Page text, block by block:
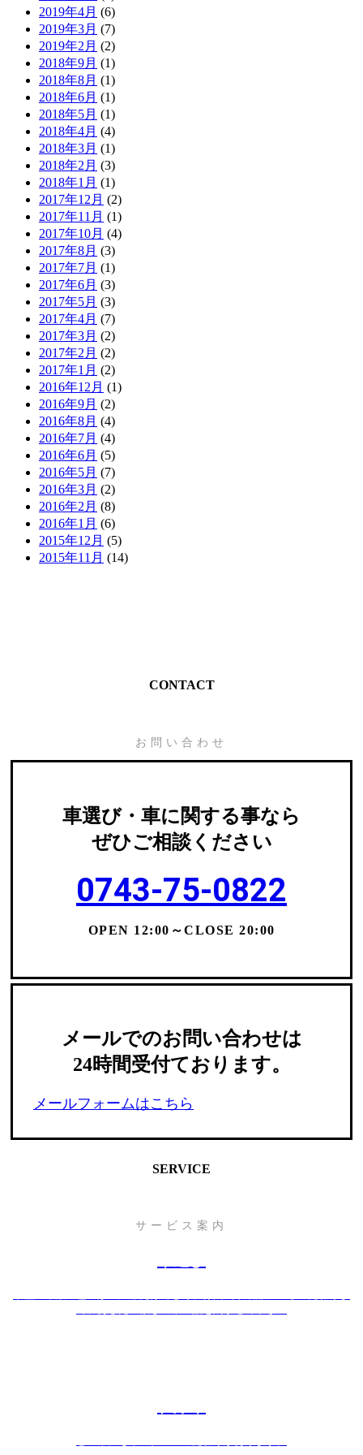
2019年4月 (6)
2019年3月 (7)
2019年2月 (2)
2018年9月 (1)
2018年8月 (1)
2018年6月 (1)
2018年5月 (1)
2018年4月 (4)
2018年3月 (1)
2018年2月 (3)
2018年1月 (1)
2017年12月 (2)
2017年11月 (1)
2017年10月 (4)
2017年8月 (3)
2017年7月 (1)
2017年6月 (3)
2017年5月 (3)
2017年4月 (7)
2017年3月 (2)
2017年2月 (2)
2017年1月 (2)
2016年12月 (1)
2016年9月 (2)
2016年8月 (4)
2016年7月 (4)
2016年6月 (5)
2016年5月 (7)
2016年3月 (2)
2016年2月 (8)
2016年1月 (6)
2015年12月 (5)
2015年11月 (14)
CONTACT
お問い合わせ
車選び・車に関する事なら
ぜひご相談ください
0743-75-0822
OPEN 12:00～CLOSE 20:00
メールでのお問い合わせは
24時間受付ております。
メールフォームはこちら
SERVICE
サービス案内